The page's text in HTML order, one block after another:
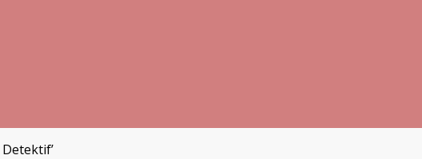
Detektif’